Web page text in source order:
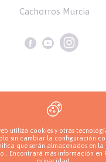
Cachorros Murcia
( c ) 2026
utiliza cookies y otras
sin cambiar la configuración
que serán almacenados en la
. Encontrará más información en